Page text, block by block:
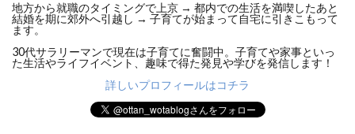
地方から就職のタイミングで上京 → 都内での生活を満喫したあと
結婚を期に郊外へ引越し → 子育てが始まって自宅に引きこもって
ます。
30代サラリーマンで現在は子育てに奮闘中。子育てや家事といっ
た生活やライフイベント、趣味で得た発見や学びを発信します！
詳しいプロフィールはコチラ